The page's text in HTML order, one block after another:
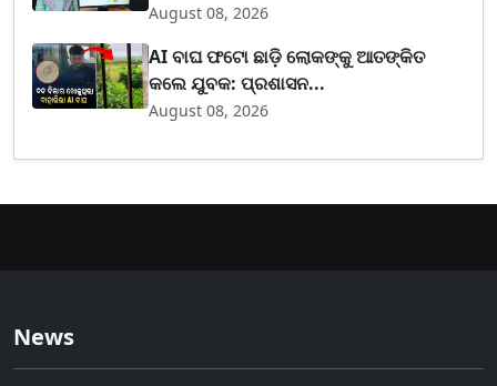
August 08, 2026
AI ବାଘ ଫଟୋ ଛାଡ଼ି ଲୋକଙ୍କୁ ଆତଙ୍କିତ
କଲେ ଯୁବକ: ପ୍ରଶାସନ...
August 08, 2026
News